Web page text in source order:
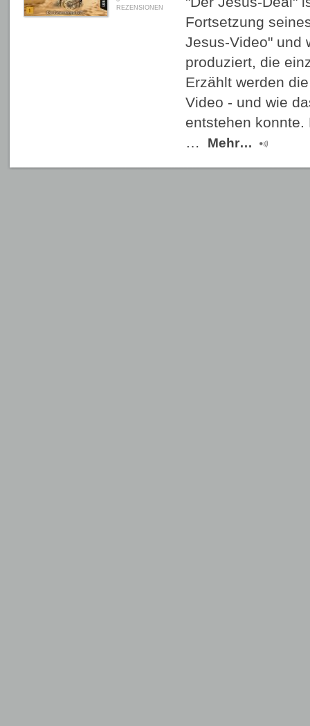
REZENSIONEN
Fortsetzung
Jesus-Video" und
produziert, die
Erzählt werden
Video - und wie
entstehen
…
Mehr…